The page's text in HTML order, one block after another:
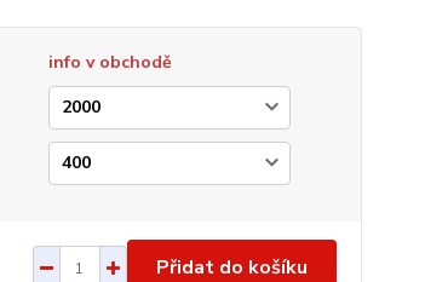
info v obchodě
Přidat do košíku